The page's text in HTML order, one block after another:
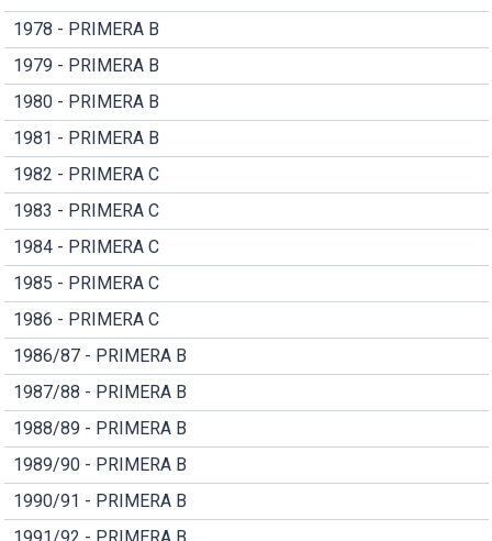
1978 - PRIMERA B
1979 - PRIMERA B
1980 - PRIMERA B
1981 - PRIMERA B
1982 - PRIMERA C
1983 - PRIMERA C
1984 - PRIMERA C
1985 - PRIMERA C
1986 - PRIMERA C
1986/87 - PRIMERA B
1987/88 - PRIMERA B
1988/89 - PRIMERA B
1989/90 - PRIMERA B
1990/91 - PRIMERA B
1991/92 - PRIMERA B